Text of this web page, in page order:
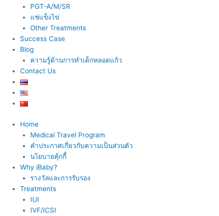
PGT-A/M/SR
แช่แข็งไข่
Other Treatments
Success Case
Blog
ความรู้ด้านการทำเด็กหลอดแก้ว
Contact Us
Home
Medical Travel Program
คำประกาศเกี่ยวกับความเป็นส่วนตัว
นโยบายคุ้กกี้
Why iBaby?
รางวัลและการรับรอง
Treatments
IUI
IVF/ICSI